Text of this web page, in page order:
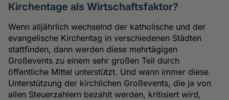
Kirchentage als Wirtschaftsfaktor?
Wenn alljährlich wechselnd der katholische und der
evangelische Kirchentag in verschiedenen Städten
stattfinden, dann werden diese mehrtägigen
Großevents zu einem sehr großen Teil durch
öffentliche Mittel unterstützt. Und wann immer diese
Unterstützung der kirchlichen Großevents, die ja von
allen Steuerzahlern bezahlt werden, kritisiert wird,